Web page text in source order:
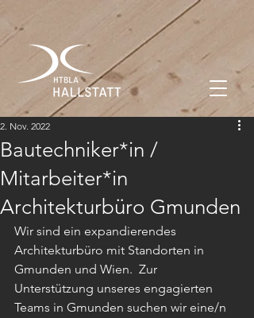
Bautechniker*in /
Mitarbeiter*in
Architekturbüro Gmunden
2. Nov. 2022
Wir sind ein expandierendes
Architekturbüro mit Standorten in
Gmunden und Wien.  Zur
Unterstützung unseres engagierten
Teams in Gmunden suchen wir eine/n